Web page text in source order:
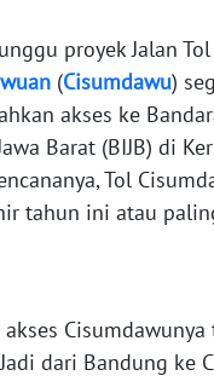
proyek Jalan Tol
(Cisumdawu)
akses ke
Barat (BIJB) di
Tol
tahun ini atau
Cisumdawunya
dari Bandung ke